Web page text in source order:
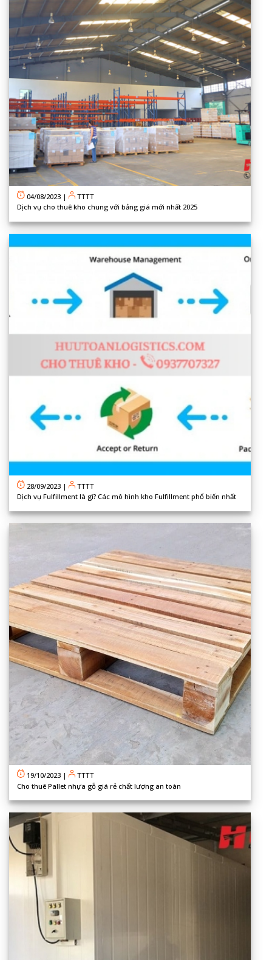
04/08/2023 |
TTTT
Dịch vụ cho thuê kho chung với bảng giá mới nhất 2025
28/09/2023 |
TTTT
Dịch vụ Fulfillment là gì? Các mô hình kho Fulfillment phổ biến nhất
19/10/2023 |
TTTT
Cho thuê Pallet nhựa gỗ giá rẻ chất lượng an toàn